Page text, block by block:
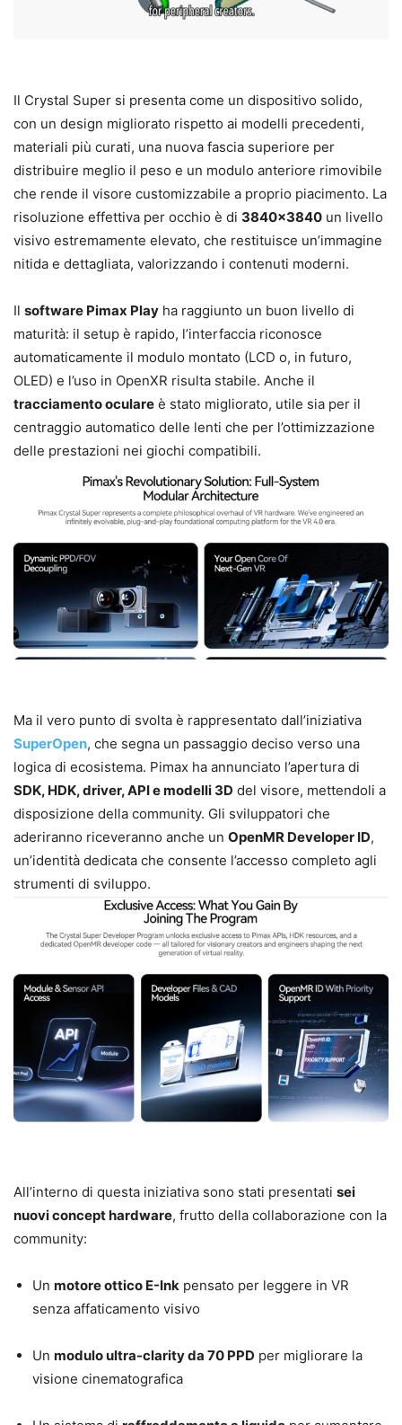
Il Crystal Super si presenta come un dispositivo solido,
con un design migliorato rispetto ai modelli precedenti,
materiali più curati, una nuova fascia superiore per
distribuire meglio il peso e un modulo anteriore rimovibile
che rende il visore customizzabile a proprio piacimento. La
risoluzione effettiva per occhio è di 3840×3840 un livello
visivo estremamente elevato, che restituisce un’immagine
nitida e dettagliata, valorizzando i contenuti moderni.
Il software Pimax Play ha raggiunto un buon livello di
maturità: il setup è rapido, l’interfaccia riconosce
automaticamente il modulo montato (LCD o, in futuro,
OLED) e l’uso in OpenXR risulta stabile. Anche il
tracciamento oculare è stato migliorato, utile sia per il
centraggio automatico delle lenti che per l’ottimizzazione
delle prestazioni nei giochi compatibili.
Ma il vero punto di svolta è rappresentato dall’iniziativa
SuperOpen, che segna un passaggio deciso verso una
logica di ecosistema. Pimax ha annunciato l’apertura di
SDK, HDK, driver, API e modelli 3D del visore, mettendoli a
disposizione della community. Gli sviluppatori che
aderiranno riceveranno anche un OpenMR Developer ID,
un’identità dedicata che consente l’accesso completo agli
strumenti di sviluppo.
All’interno di questa iniziativa sono stati presentati sei
nuovi concept hardware, frutto della collaborazione con la
community:
Un motore ottico E-Ink pensato per leggere in VR
senza affaticamento visivo
Un modulo ultra-clarity da 70 PPD per migliorare la
visione cinematografica